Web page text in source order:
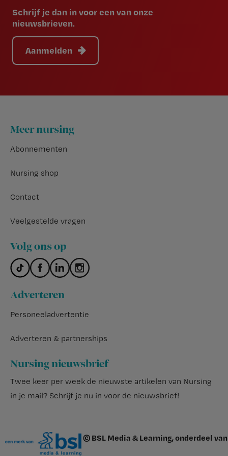
Schrijf je dan in voor een van onze
nieuwsbrieven.
Aanmelden
Footer
Meer nursing
Abonnementen
Nursing shop
Contact
Veelgestelde vragen
Volg ons op
Adverteren
Personeeladvertentie
Adverteren & partnerships
Nursing nieuwsbrief
Twee keer per week de nieuwste artikelen van Nursing
in je mail? Schrijf je nu in voor de nieuwsbrief!
© BSL Media & Learning, onderdeel van